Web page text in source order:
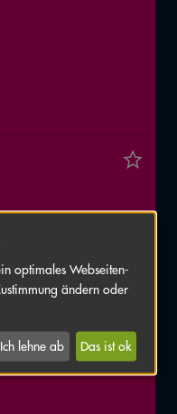
optimales Webseiten-
ändern oder
Ich lehne ab Das ist ok